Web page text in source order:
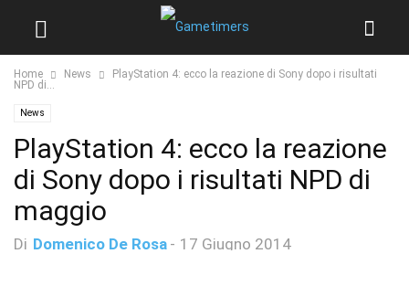
Home News
PlayStation 4: ecco la reazione di Sony dopo i risultati
NPD di...
News
PlayStation 4: ecco la reazione
di Sony dopo i risultati NPD di
maggio
Di Domenico De Rosa - 17 Giugno 2014